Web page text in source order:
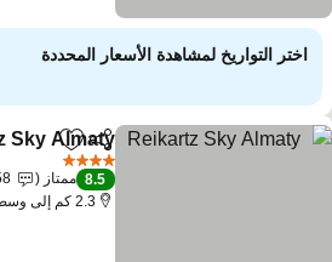
اختر التواريخ لمشاهدة الأسعار المحددة
مشاركةfavorites
Sky Almaty
8.5 ممتاز
2.3 كم إلى وسط المدينة